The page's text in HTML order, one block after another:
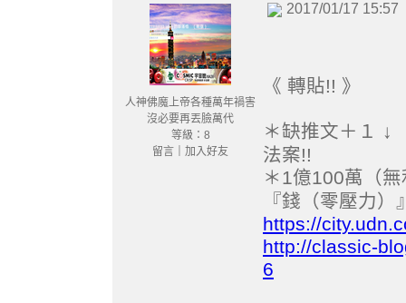
人神佛魔上帝各種萬年禍害
沒必要再丟臉萬代
等級：8
留言
加入好友
2017/01/17 15:57
《 轉貼!! 》
＊缺推文＋１ ↓
法案!!
＊ 1億100萬（
『錢（零壓力）
https://
http://classic-
6